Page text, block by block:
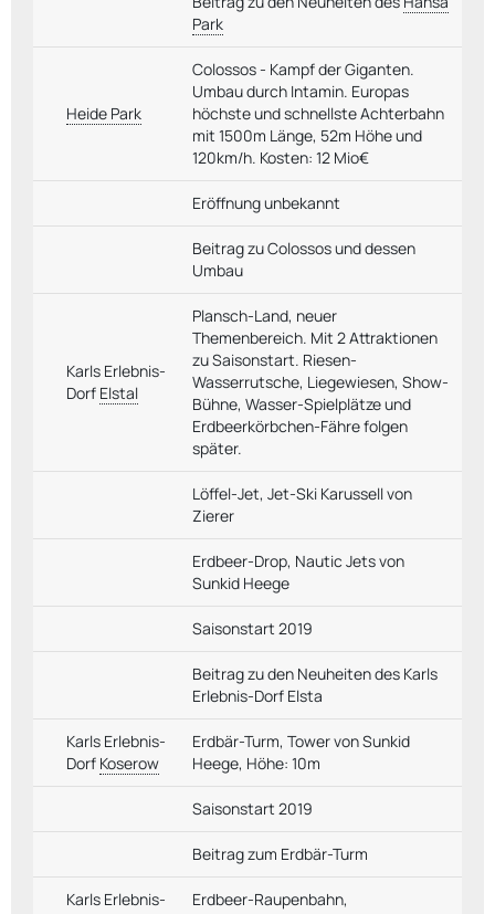
Park
Heide Park
Colossos - Kampf der Giganten.
Umbau durch Intamin. Europas
höchste und schnellste Achterbahn
mit 1500m Länge, 52m Höhe und
120km/h. Kosten: 12 Mio€
Eröffnung unbekannt
Beitrag zu Colossos und dessen
Umbau
Karls Erlebnis-
Dorf Elstal
Plansch-Land, neuer
Themenbereich. Mit 2 Attraktionen
zu Saisonstart. Riesen-
Wasserrutsche, Liegewiesen, Show-
Bühne, Wasser-Spielplätze und
Erdbeerkörbchen-Fähre folgen
später.
Löffel-Jet, Jet-Ski Karussell von
Zierer
Erdbeer-Drop, Nautic Jets von
Sunkid Heege
Saisonstart 2019
Beitrag zu den Neuheiten des Karls
Erlebnis-Dorf Elsta
Karls Erlebnis-
Dorf Koserow
Erdbär-Turm, Tower von Sunkid
Heege, Höhe: 10m
Saisonstart 2019
Beitrag zum Erdbär-Turm
Karls Erlebnis-
Erdbeer-Raupenbahn,